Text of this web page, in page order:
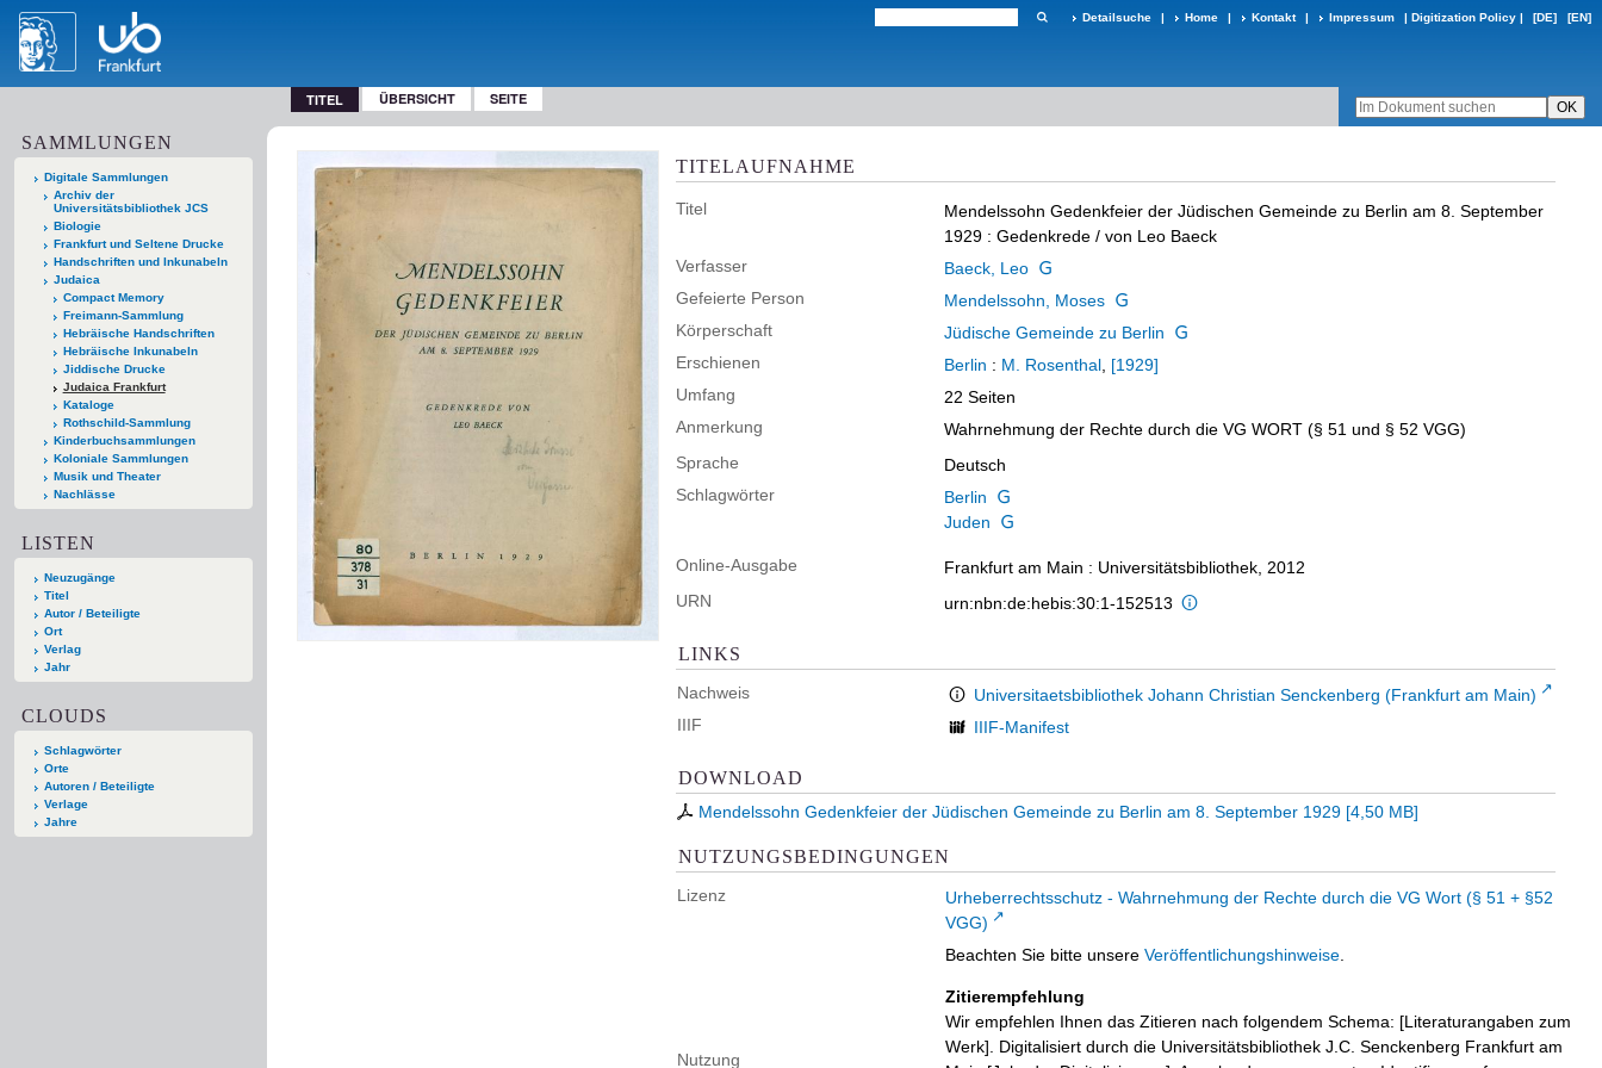
Detailsuche | Home | Kontakt | Impressum | Digitization Policy | [DE] [EN]
TITEL ÜBERSICHT SEITE
SAMMLUNGEN
Digitale Sammlungen
Archiv der
Universitätsbibliothek JCS
Biologie
Frankfurt und Seltene Drucke
Handschriften und Inkunabeln
Judaica
Compact Memory
Freimann-Sammlung
Hebräische Handschriften
Hebräische Inkunabeln
Jiddische Drucke
Judaica Frankfurt
Kataloge
Rothschild-Sammlung
Kinderbuchsammlungen
Koloniale Sammlungen
Musik und Theater
Nachlässe
LISTEN
Neuzugänge
Titel
Autor / Beteiligte
Ort
Verlag
Jahr
CLOUDS
Schlagwörter
Orte
Autoren / Beteiligte
Verlage
Jahre
TITELAUFNAHME
Titel
Mendelssohn Gedenkfeier der Jüdischen Gemeinde zu Berlin am 8. September
1929 : Gedenkrede / von Leo Baeck
Verfasser
Baeck, Leo
Gefeierte Person
Mendelssohn, Moses
Körperschaft
Jüdische Gemeinde zu Berlin
Erschienen
Berlin : M. Rosenthal [1929]
Umfang
22 Seiten
Anmerkung
Wahrnehmung der Rechte durch die VG WORT (§ 51 und § 52 VGG)
Sprache
Deutsch
Schlagwörter
Berlin
Juden
Online-Ausgabe
Frankfurt am Main : Universitätsbibliothek, 2012
URN
urn:nbn:de:hebis:30:1-152513
LINKS
Nachweis
Universitaetsbibliothek Johann Christian Senckenberg (Frankfurt am Main)
IIIF
IIIF-Manifest
DOWNLOAD
Mendelssohn Gedenkfeier der Jüdischen Gemeinde zu Berlin am 8. September 1929 [4,50 MB]
NUTZUNGSBEDINGUNGEN
Lizenz
Urheberrechtsschutz - Wahrnehmung der Rechte durch die VG Wort (§ 51 + §52
VGG)
Nutzung
Beachten Sie bitte unsere Veröffentlichungshinweise
Zitierempfehlung
Wir empfehlen Ihnen das Zitieren nach folgendem Schema: [Literaturangaben zum
Werk]. Digitalisiert durch die Universitätsbibliothek J.C. Senckenberg Frankfurt am